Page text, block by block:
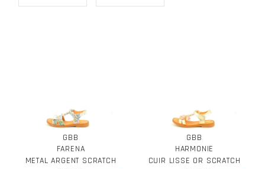
GBB
FARENA
METAL ARGENT SCRATCH
GBB
HARMONIE
CUIR LISSE OR SCRATCH